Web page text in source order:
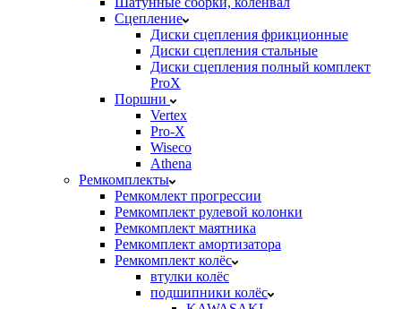
Сцепление
Диски сцепления фрикционные
Диски сцепления стальные
Диски сцепления полный комплект
ProX
Поршни
Vertex
Pro-X
Wiseco
Athena
Ремкомплекты
Ремкомлект прогрессии
Ремкомплект рулевой колонки
Ремкомплект маятника
Ремкомплект амортизатора
Ремкомплект колёс
втулки колёс
подшипники колёс